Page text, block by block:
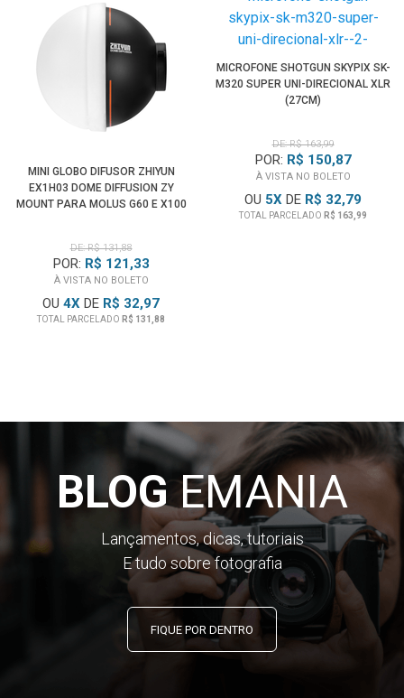
Aplicativo
Uma solução de iluminação portátil para uso externo,
estúdio doméstico, fotografia, gravação de vídeo, criação
de conteúdo, transmissão ao vivo e outros.
• Ventilador silencioso para resfriamento sem ruído
• Proteção contra superaquecimento
• OTA com suporte para atualizações de firmware
• As baterias não podem ser carregadas enquanto
estiverem em uso
MINI GLOBO DIFUSOR ZHIYUN
EX1H03 DOME DIFFUSION ZY
MOUNT PARA MOLUS G60 E X100
DE: R$ 131,88
POR: R$ 121,33
À VISTA NO BOLETO
OU 4X DE R$ 32,97
TOTAL PARCELADO R$ 131,88
MICROFONE SHOTGUN SKYPIX SK-
M320 SUPER UNI-DIRECIONAL XLR
(27CM)
DE: R$ 163,99
POR: R$ 150,87
À VISTA NO BOLETO
OU 5X DE R$ 32,79
TOTAL PARCELADO R$ 163,99
BLOGEMANIA
Lançamentos, dicas, tutoriais
E tudo sobre fotografia
FIQUE POR DENTRO